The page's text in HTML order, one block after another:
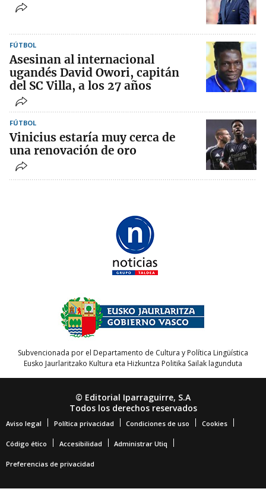
FÚTBOL
Asesinan al internacional
ugandés David Owori, capitán
del SC Villa, a los 27 años
FÚTBOL
Vinicius estaría muy cerca de
una renovación de oro
Subvencionada por el Departamento de Cultura y Política Lingüística
Eusko Jaurlaritzako Kultura eta Hizkuntza Politika Sailak lagunduta
© Editorial Iparraguirre, S.A
Todos los derechos reservados
Aviso legal Política privacidad Condiciones de uso Cookies
Código ético Accesibilidad Administrar Utiq
Preferencias de privacidad